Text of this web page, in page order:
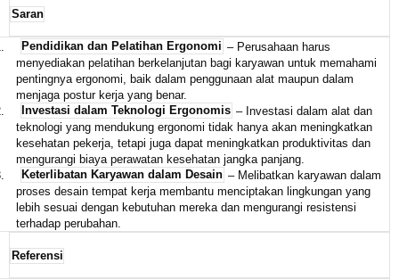
Saran
Pendidikan dan Pelatihan Ergonomi – Perusahaan harus
menyediakan pelatihan berkelanjutan bagi karyawan untuk memahami
pentingnya ergonomi, baik dalam penggunaan alat maupun dalam
menjaga postur kerja yang benar.
Investasi dalam Teknologi Ergonomis – Investasi dalam alat dan
teknologi yang mendukung ergonomi tidak hanya akan meningkatkan
kesehatan pekerja, tetapi juga dapat meningkatkan produktivitas dan
mengurangi biaya perawatan kesehatan jangka panjang.
Keterlibatan Karyawan dalam Desain – Melibatkan karyawan dalam
proses desain tempat kerja membantu menciptakan lingkungan yang
lebih sesuai dengan kebutuhan mereka dan mengurangi resistensi
terhadap perubahan.
Referensi